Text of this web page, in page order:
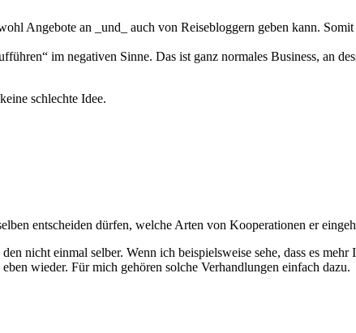
Angebote an _und_ auch von Reisebloggern geben kann.
im negativen Sinne. Das ist ganz normales Business, an
schlechte Idee.
entscheiden dürfen, welche Arten von Kooperationen er
nicht einmal selber. Wenn ich beispielsweise sehe, dass es mehr
wieder. Für mich gehören solche Verhandlungen einfach dazu.